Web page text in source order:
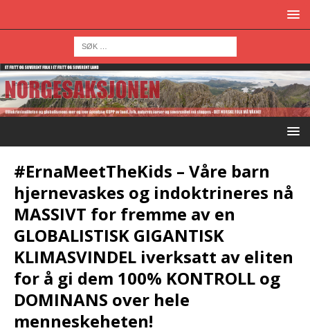
#ErnaMeetTheKids – Våre barn
hjernevaskes og indoktrineres nå
MASSIVT for fremme av en
GLOBALISTISK GIGANTISK
KLIMASVINDEL iverksatt av eliten
for å gi dem 100% KONTROLL og
DOMINANS over hele
menneskeheten!